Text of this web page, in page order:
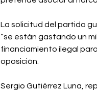
La solicitud del partido
“se están gastando un
financiamiento ilegal
oposición.⁣
Sergio Gutiérrez Luna,